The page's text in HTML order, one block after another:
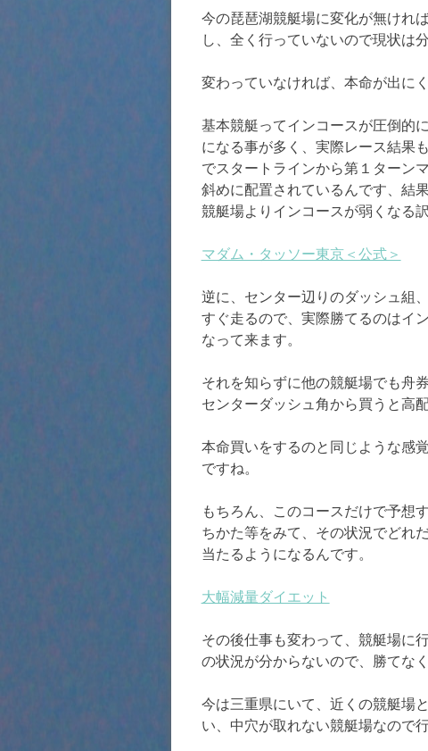
今の琵琶湖競艇場に変化が無けれ
し、全く行っていないので現状は
変わっていなければ、本命が出に
基本競艇ってインコースが圧倒的
になる事が多く、実際レース結果
でスタートラインから第１ターン
斜めに配置されているんです、結
競艇場よりインコースが弱くなる訳
マダム・タッソー東京＜公式＞
逆に、センター辺りのダッシュ組
すぐ走るので、実際勝てるのはイ
なって来ます。
それを知らずに他の競艇場でも舟
センターダッシュ角から買うと高
本命買いをするのと同じような感
ですね。
もちろん、このコースだけで予想
ちかた等をみて、その状況でどれ
当たるようになるんです。
大幅減量ダイエット
その後仕事も変わって、競艇場に
の状況が分からないので、勝てな
今は三重県にいて、近くの競艇場
い、中穴が取れない競艇場なので